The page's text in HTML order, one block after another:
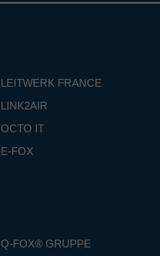
LEITWERK FRANCE
LINK2AIR
OCTO IT
E-FOX
Q-FOX® GRUPPE